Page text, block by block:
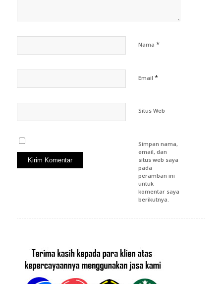
Nama *
Email *
Situs Web
Simpan nama,
email, dan
situs web saya
pada
peramban ini
untuk
komentar saya
berikutnya.